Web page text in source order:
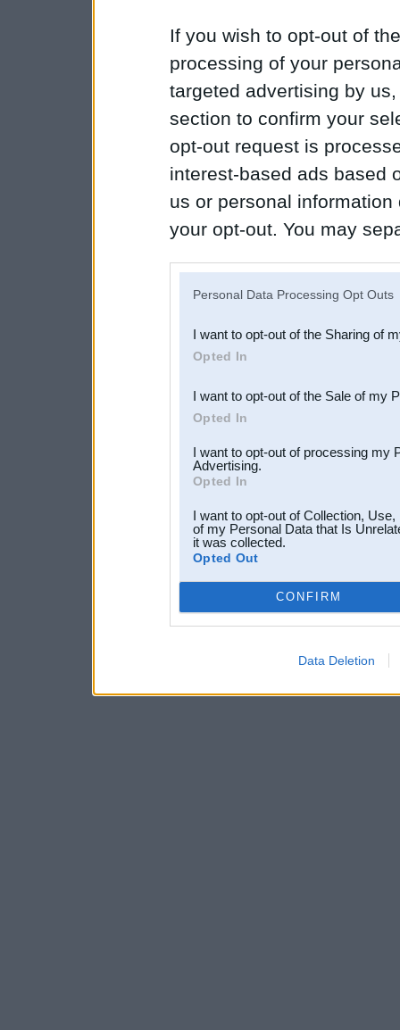
If you wish to opt-out of
processing of your
targeted advertising by
section to confirm your
opt-out request is
interest-based ads based
us or personal
your opt-out. You may
Downstream Participants
third parties.
Personal Data Processing Opt Outs
I want to opt-out of the Sharing of
Opted In
I want to opt-out of the Sale of my
Opted In
I want to opt-out of processing my
Advertising.
Opted In
I want to opt-out of Collection,
of my Personal Data that Is
it was collected.
Opted Out
CONFIRM
Data Deletion